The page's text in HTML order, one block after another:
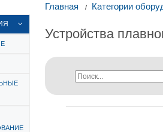
Главная Категории
Устройства